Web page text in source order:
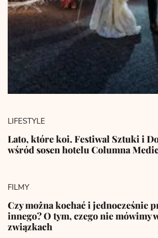
LIFESTYLE
Lato, które koi. Festiwal Sztuki i
wśród sosen hotelu Columna
FILMY
Czy można kochać i jednocześnie
innego? O tym, czego nie mówimy
związkach